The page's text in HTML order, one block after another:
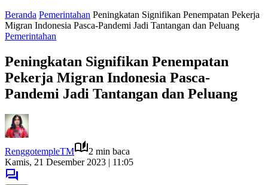
Beranda Pemerintahan Peningkatan Signifikan Penempatan Pekerja
Migran Indonesia Pasca-Pandemi Jadi Tantangan dan Peluang
Pemerintahan
Peningkatan Signifikan Penempatan
Pekerja Migran Indonesia Pasca-
Pandemi Jadi Tantangan dan Peluang
RenggotempleTM
2 min baca
Kamis, 21 Desember 2023 | 11:05